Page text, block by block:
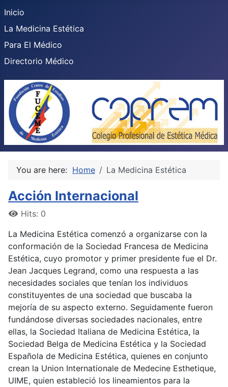
Inicio
La Medicina Estética
Para El Médico
Directorio Médico
You are here: Home La Medicina Estética
Acción Internacional
Hits: 0
La Medicina Estética comenzó a organizarse con la
conformación de la Sociedad Francesa de Medicina
Estética, cuyo promotor y primer presidente fue el Dr.
Jean Jacques Legrand, como una respuesta a las
necesidades sociales que tenían los individuos
constituyentes de una sociedad que buscaba la
mejoría de su aspecto externo. Seguidamente fueron
fundándose diversas sociedades nacionales, entre
ellas, la Sociedad Italiana de Medicina Estética, la
Sociedad Belga de Medicina Estética y la Sociedad
Española de Medicina Estética, quienes en conjunto
crean la Union Internationale de Medecine Esthetique,
UIME, quien estableció los lineamientos para la